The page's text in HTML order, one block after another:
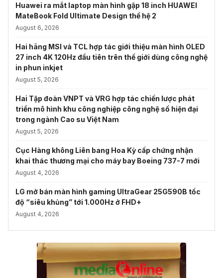
Huawei ra mắt laptop màn hình gập 18 inch HUAWEI
MateBook Fold Ultimate Design thế hệ 2
August 6, 2026
Hai hãng MSI và TCL hợp tác giới thiệu màn hình OLED
27 inch 4K 120Hz đầu tiên trên thế giới dùng công nghệ
in phun inkjet
August 5, 2026
Hai Tập đoàn VNPT và VRG hợp tác chiến lược phát
triển mô hình khu công nghiệp công nghệ số hiện đại
trong ngành Cao su Việt Nam
August 5, 2026
Cục Hàng không Liên bang Hoa Kỳ cấp chứng nhận
khai thác thương mại cho máy bay Boeing 737-7 mới
August 4, 2026
LG mở bán màn hình gaming UltraGear 25G590B tốc
độ “siêu khủng” tới 1.000Hz ở FHD+
August 4, 2026